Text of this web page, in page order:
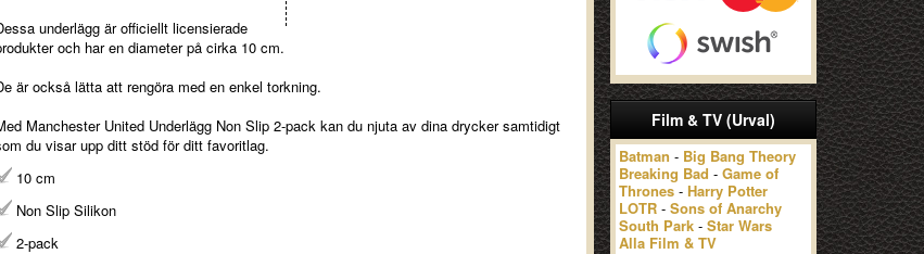
Film & TV (Urval)
Batman - Big Bang Theory
Breaking Bad - Game of
Thrones- Harry Potter
LOTR- Sons of Anarchy
South Park- Star Wars
Alla Film & TV
underlägg är officiellt licensierade
och har en diameter på cirka 10 cm.
är också lätta att rengöra med en enkel torkning.
Manchester United Underlägg Non Slip 2-pack kan du njuta av dina drycker samtidigt
du visar upp ditt stöd för ditt favoritlag.
10 cm
Non Slip Silikon
2-pack